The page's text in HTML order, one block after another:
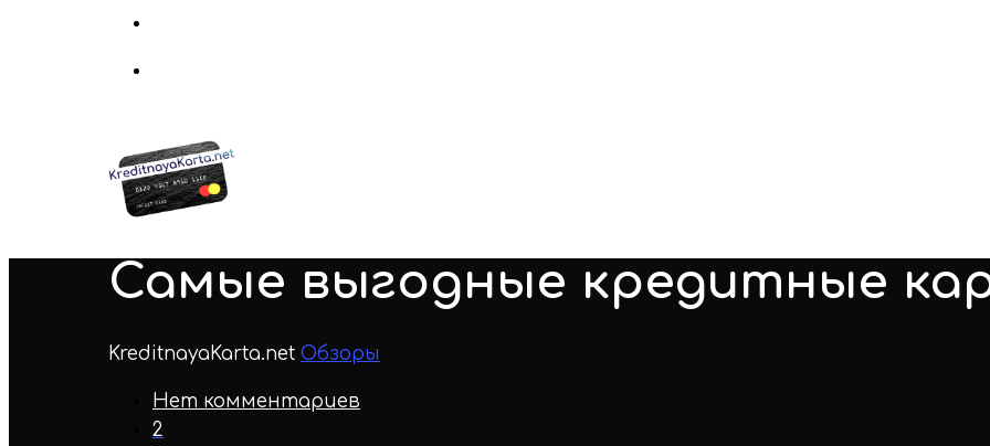
Самые выгодные кредитные
KreditnayaKarta.net Обзоры
Нет комментариев
2